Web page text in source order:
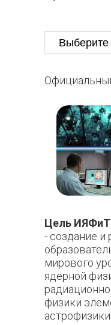
Цель ИЯФиТ
- создание и
мирового
ядерной
физики